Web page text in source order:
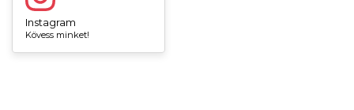
Instagram
Kövess minket!